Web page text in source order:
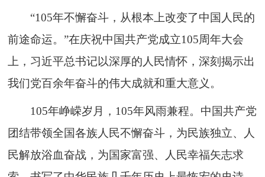
“105年不懈奋斗，从根本上改变了中国人民的
前途命运。”在庆祝中国共产党成立105周年大会
上，习近平总书记以深厚的人民情怀，深刻揭示出
我们党百余年奋斗的伟大成就和重大意义。
105年峥嵘岁月，105年风雨兼程。中国共产党
团结带领全国各族人民不懈奋斗，为民族独立、人
民解放浴血奋战，为国家富强、人民幸福矢志求